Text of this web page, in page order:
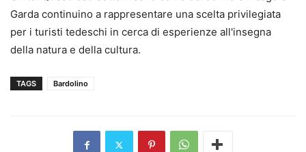
Garda continuino a rappresentare una scelta privilegiata
per i turisti tedeschi in cerca di esperienze all'insegna
della natura e della cultura.
TAGS Bardolino